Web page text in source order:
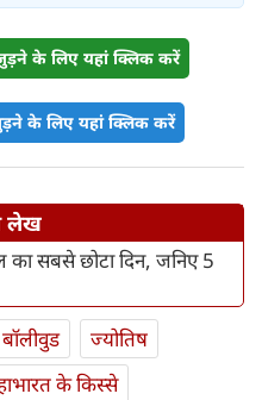
के लिए यहां क्लिक करें
के लिए यहां क्लिक करें
लेख
सबसे छोटा दिन, जनिए 5
बॉलीवुड
ज्योतिष
के किस्से